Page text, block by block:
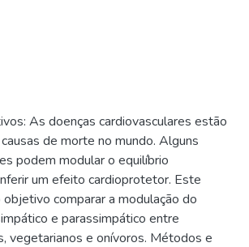
As doenças cardiovasculares estão
de morte no mundo. Alguns
podem modular o equilíbrio
um efeito cardioprotetor. Este
comparar a modulação do
e parassimpático entre
vegetarianos e onívoros. Métodos e